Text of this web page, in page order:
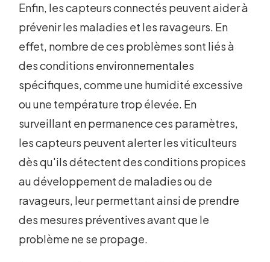
Enfin, les capteurs connectés peuvent aider à
prévenir les maladies et les ravageurs. En
effet, nombre de ces problèmes sont liés à
des conditions environnementales
spécifiques, comme une humidité excessive
ou une température trop élevée. En
surveillant en permanence ces paramètres,
les capteurs peuvent alerter les viticulteurs
dès qu'ils détectent des conditions propices
au développement de maladies ou de
ravageurs, leur permettant ainsi de prendre
des mesures préventives avant que le
problème ne se propage.